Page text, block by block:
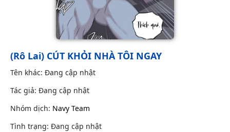
(Rô Lai) CÚT KHỎI NHÀ TÔI NGAY
Tên khác: Đang cập nhật
Tác giả: Đang cập nhật
Nhóm dịch: Navy Team
Tình trạng: Đang cập nhật